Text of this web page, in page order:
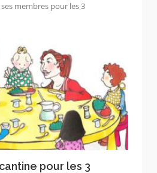
membres pour les 3
pour les 3